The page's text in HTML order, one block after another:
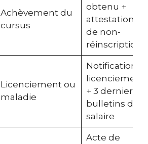
Achèvement du
cursus
obtenu +
attestation
de non-
réinscription
Licenciement ou
maladie
Notification
licenciement
+ 3 derniers
bulletins de
salaire
Acte de